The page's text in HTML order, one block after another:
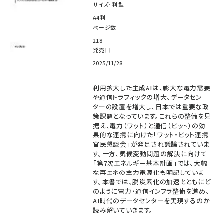
サイズ・判型
A4判
ページ数
218
発売日
2025/11/28
利用拡大した生成AIは、膨大な電力需要
や通信トラフィックの増大、データセン
ターの設置を増大し、日本では重要な政
策課題となっています。これらの整備を見
据え、電力（ワット）と通信（ビット）の効
果的な連携に向けた「ワット・ビット連携
官民懇談会」が発足され議論されていま
す。一方、気候変動問題の解決に向けて
「第7次エネルギー基本計画」では、大幅
な再エネの主力電源化も明記していま
す。本書では、脱炭素化の加速とともにど
のように電力・通信インフラ整備を進め、
AI時代のデータセンターを実現するのか
読み解いていきます。